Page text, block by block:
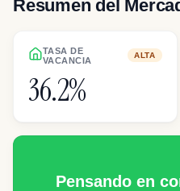
Resumen del
TASA DE
VACANCIA
ALTA
36.2%
Pensando en